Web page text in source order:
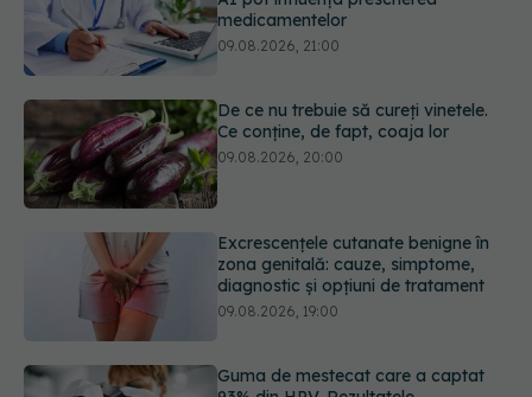
De ce nu trebuie să cureți vinetele.
Ce conține, de fapt, coaja lor
Excrescențele cutanate benigne în
Guma de mestecat care a captat
93% din HPV. Rezultatele
09.08.2026, 18:00